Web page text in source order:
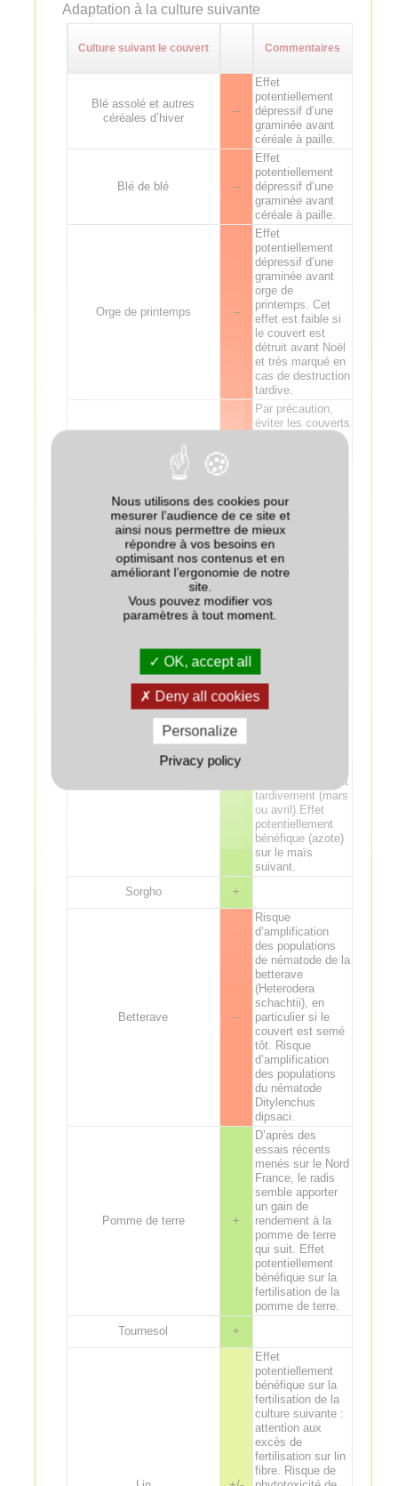
Adaptation à la culture suivante
Culture suivant le couvert Commentaires
Blé assolé et autres
céréales d’hiver
--
Effet
potentiellement
dépressif d’une
graminée avant
céréale à paille.
Blé de blé --
Effet
potentiellement
dépressif d’une
graminée avant
céréale à paille.
Orge de printemps --
Effet
potentiellement
dépressif d’une
graminée avant
orge de
printemps. Cet
effet est faible si
le couvert est
détruit avant Noël
et très marqué en
cas de destruction
tardive.
Par précaution,
éviter les couverts
de légumineuses
l'Aphanomyces.
Soja ou pois chiche
+/-
Féverole ou lupin -
Par précaution,
éviter les couverts
avant
légumineuses,
Légume d'industrie --
Risque Sclerotinia
de sclérotes.
L’effet
potentiellement
couvert est détruit
tardivement (mars
ou avril).Effet
potentiellement
bénéfique (azote)
sur le maïs
suivant.
Sorgho
+
Betterave --
Risque
d’amplification
des populations
de nématode de la
betterave
(Heterodera
schachtii), en
particulier si le
couvert est semé
tôt. Risque
d’amplification
des populations
du nématode
Ditylenchus
dipsaci.
Pomme de terre +
D’après des
essais récents
menés sur le Nord
France, le radis
semble apporter
un gain de
rendement à la
pomme de terre
qui suit. Effet
potentiellement
bénéfique sur la
fertilisation de la
pomme de terre.
Tournesol
+
Effet
potentiellement
bénéfique sur la
fertilisation de la
culture suivante :
attention aux
excès de
fertilisation sur lin
fibre. Risque de
Nous utilisons des cookies pour
mesurer l’audience de ce site et
ainsi nous permettre de mieux
répondre à vos besoins en
optimisant nos contenus et en
améliorant l’ergonomie de notre
site.
Vous pouvez modifier vos
paramètres à tout moment.
OK, accept all
Deny all cookies
Personalize
Privacy policy